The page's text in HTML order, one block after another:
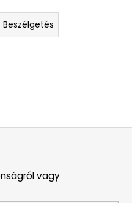
Beszélgetés
vagy